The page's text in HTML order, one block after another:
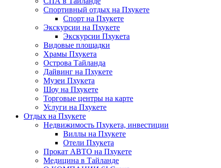
Спортивный отдых на Пхукете
Спорт на Пхукете
Экскурсии на Пхукете
Экскурсии Пхукета
Видовые площадки
Храмы Пхукета
Острова Тайланда
Дайвинг на Пхукете
Музеи Пхукета
Шоу на Пхукете
Торговые центры на карте
Услуги на Пхукете
Отдых на Пхукете
Недвижимость Пхукета, инвестиции
Виллы на Пхукете
Отели Пхукета
Прокат АВТО на Пхукете
Медицина в Тайланде